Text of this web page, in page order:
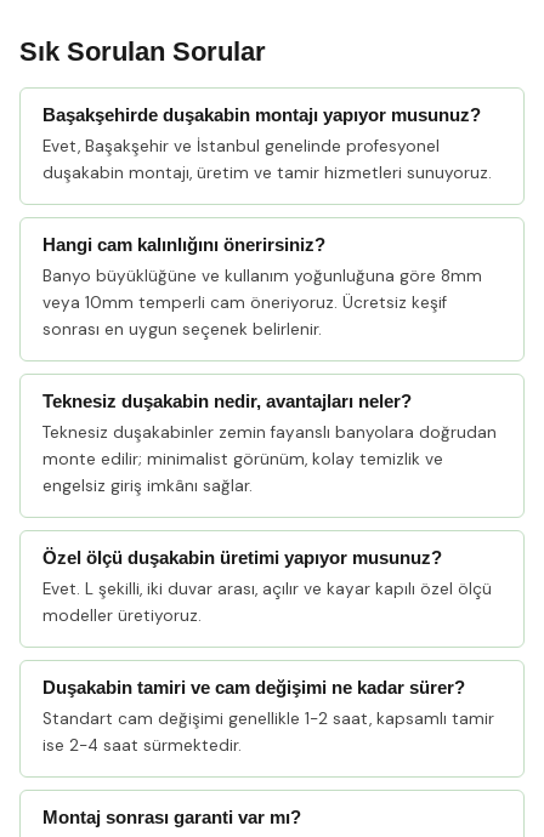
Sık Sorulan Sorular
Başakşehirde duşakabin montajı yapıyor musunuz?
Evet, Başakşehir ve İstanbul genelinde profesyonel
duşakabin montajı, üretim ve tamir hizmetleri sunuyoruz.
Hangi cam kalınlığını önerirsiniz?
Banyo büyüklüğüne ve kullanım yoğunluğuna göre 8mm
veya 10mm temperli cam öneriyoruz. Ücretsiz keşif
sonrası en uygun seçenek belirlenir.
Teknesiz duşakabin nedir, avantajları neler?
Teknesiz duşakabinler zemin fayanslı banyolara doğrudan
monte edilir; minimalist görünüm, kolay temizlik ve
engelsiz giriş imkânı sağlar.
Özel ölçü duşakabin üretimi yapıyor musunuz?
Evet. L şekilli, iki duvar arası, açılır ve kayar kapılı özel ölçü
modeller üretiyoruz.
Duşakabin tamiri ve cam değişimi ne kadar sürer?
Standart cam değişimi genellikle 1-2 saat, kapsamlı tamir
ise 2-4 saat sürmektedir.
Montaj sonrası garanti var mı?